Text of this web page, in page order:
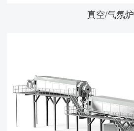
真空/气氛炉